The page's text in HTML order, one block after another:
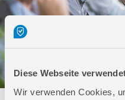
Diese Webseite
Wir verwenden Cookies,